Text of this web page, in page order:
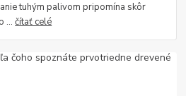
tuhým palivom pripomína skôr
...čítať celé